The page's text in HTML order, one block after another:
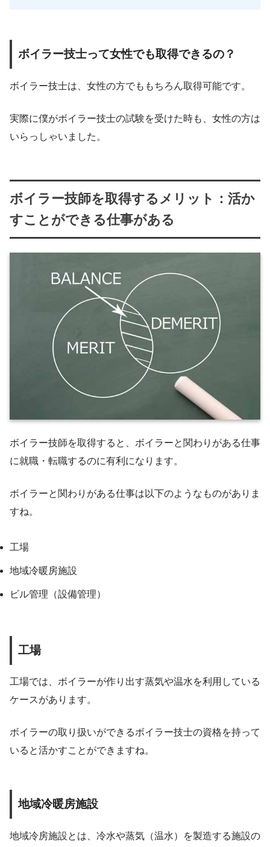
ボイラー技士って女性でも取得できるの？
ボイラー技士は、女性の方でももちろん取得可能です。
実際に僕がボイラー技士の試験を受けた時も、女性の方は
いらっしゃいました。
ボイラー技師を取得するメリット：活か
すことができる仕事がある
ボイラー技師を取得すると、ボイラーと関わりがある仕事
に就職・転職するのに有利になります。
ボイラーと関わりがある仕事は以下のようなものがありま
すね。
工場
地域冷暖房施設
ビル管理（設備管理）
工場
工場では、ボイラーが作り出す蒸気や温水を利用している
ケースがあります。
ボイラーの取り扱いができるボイラー技士の資格を持って
いると活かすことができますね。
地域冷暖房施設
地域冷房施設とは、冷水や蒸気（温水）を製造する施設の